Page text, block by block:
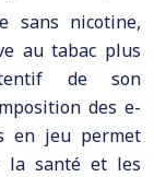
sans nicotine,
au tabac plus
de son
des e-
en jeu permet
la santé et les